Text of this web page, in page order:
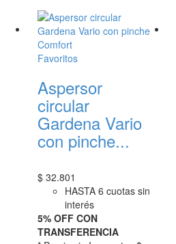
Favoritos
Aspersor
circular
Gardena Vario
con pinche...
$ 32.801
HASTA 6 cuotas sin
interés
5% OFF CON
TRANSFERENCIA